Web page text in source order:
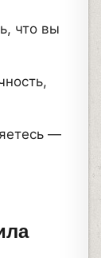
что вы
—